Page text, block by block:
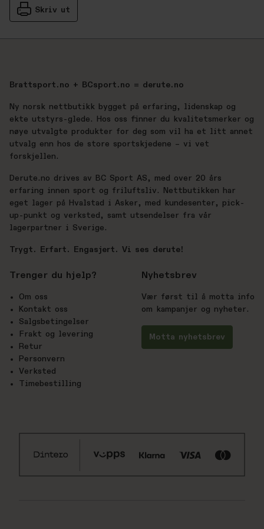
Skriv ut
Brattsport.no + BCsport.no = derute.no
Ny norsk nettbutikk bygget på erfaring, lidenskap og
ekte utstyrs-glede. Hos oss finner du kvalitetsmerker og
nøye utvalgte produkter for deg som vil ha et litt annet
utvalg enn hos de store sportskjedene – vi vet
forskjellen.
Derute.no drives av BC Sport AS, med over 20 års
erfaring innen sport og friluftsliv. Nettbutikken har
eget lager på Hvalstad i Asker, med kundesenter, pick-
up-punkt og verksted, samt utsendelser fra vår
lagerpartner i Sverige.
Trygt. Erfart. Engasjert. Vi ses derute!
Trenger du hjelp?
Om oss
Kontakt oss
Salgsbetingelser
Frakt og levering
Retur
Personvern
Verksted
Timebestilling
Nyhetsbrev
Vær først til å motta info
om kampanjer og nyheter.
Motta nyhetsbrev